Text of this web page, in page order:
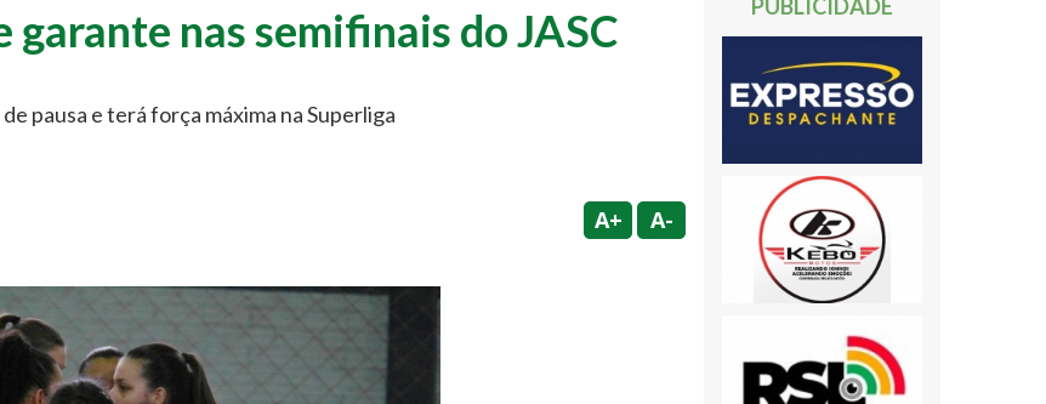
garante nas semifinais do JASC
pausa e terá força máxima na Superliga
A+ A-
PUBLICIDADE